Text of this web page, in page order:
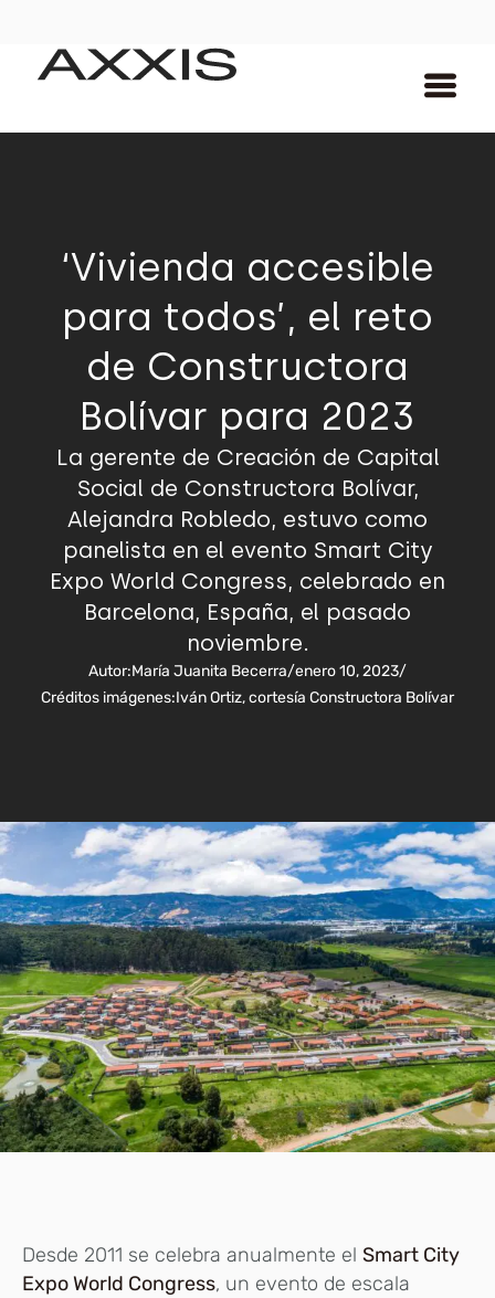
‘Vivienda accesible
para todos’, el reto
de Constructora
Bolívar para 2023
La gerente de Creación de Capital
Social de Constructora Bolívar,
Alejandra Robledo, estuvo como
panelista en el evento Smart City
Expo World Congress, celebrado en
Barcelona, España, el pasado
noviembre.
Autor:María Juanita Becerra/enero 10, 2023/
Créditos imágenes:Iván Ortiz, cortesía Constructora Bolívar
Desde 2011 se celebra anualmente el Smart City
Expo World Congress, un evento de escala